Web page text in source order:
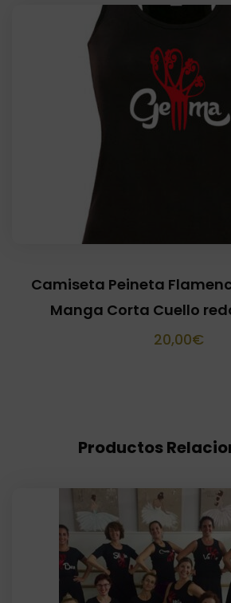
Camiseta Peineta
Manga Corta Cuello
20,00€
Productos